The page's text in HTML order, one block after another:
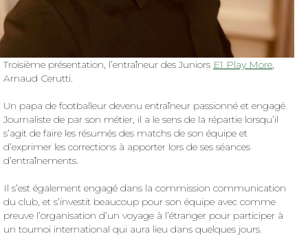
Troisième présentation, l’entraîneur des Juniors E1 Play More,
Arnaud Cerutti.
Un papa de footballeur devenu entraîneur passionné et engagé.
Journaliste de par son métier, il a le sens de la répartie lorsqu’il
s’agit de faire les résumés des matchs de son équipe et
d’exprimer les corrections à apporter lors de ses séances
d’entraînements.
Il s’est également engagé dans la commission communication
du club, et s’investit beaucoup pour son équipe avec comme
preuve l’organisation d’un voyage à l’étranger pour participer à
un tournoi international qui aura lieu dans quelques jours.